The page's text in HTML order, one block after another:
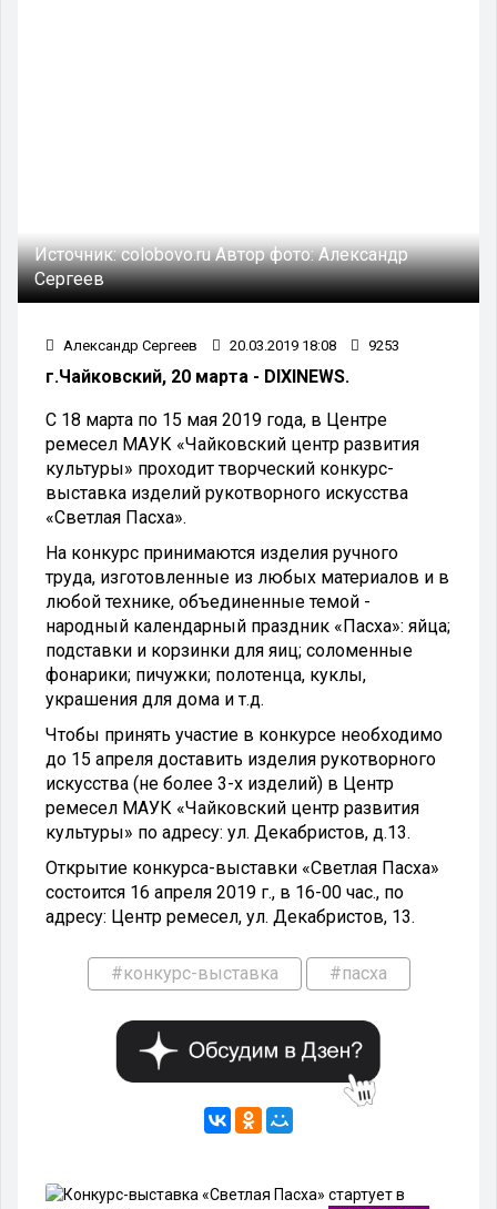
Источник:colobovo.ruАвтор фото:Александр
Сергеев
Александр Сергеев 20.03.2019 18:08 9253
г.Чайковский, 20 марта - DIXINEWS.
С 18 марта по 15 мая 2019 года, в Центре
ремесел МАУК «Чайковский центр развития
культуры» проходит творческий конкурс-
выставка изделий рукотворного искусства
«Светлая Пасха».
На конкурс принимаются изделия ручного
труда, изготовленные из любых материалов и в
любой технике, объединенные темой -
народный календарный праздник «Пасха»: яйца;
подставки и корзинки для яиц; соломенные
фонарики; пичужки; полотенца, куклы,
украшения для дома и т.д.
Чтобы принять участие в конкурсе необходимо
до 15 апреля доставить изделия рукотворного
искусства (не более 3-х изделий) в Центр
ремесел МАУК «Чайковский центр развития
культуры» по адресу: ул. Декабристов, д.13.
Открытие конкурса-выставки «Светлая Пасха»
состоится 16 апреля 2019 г., в 16-00 час., по
адресу: Центр ремесел, ул. Декабристов, 13.
#конкурс-выставка #пасха